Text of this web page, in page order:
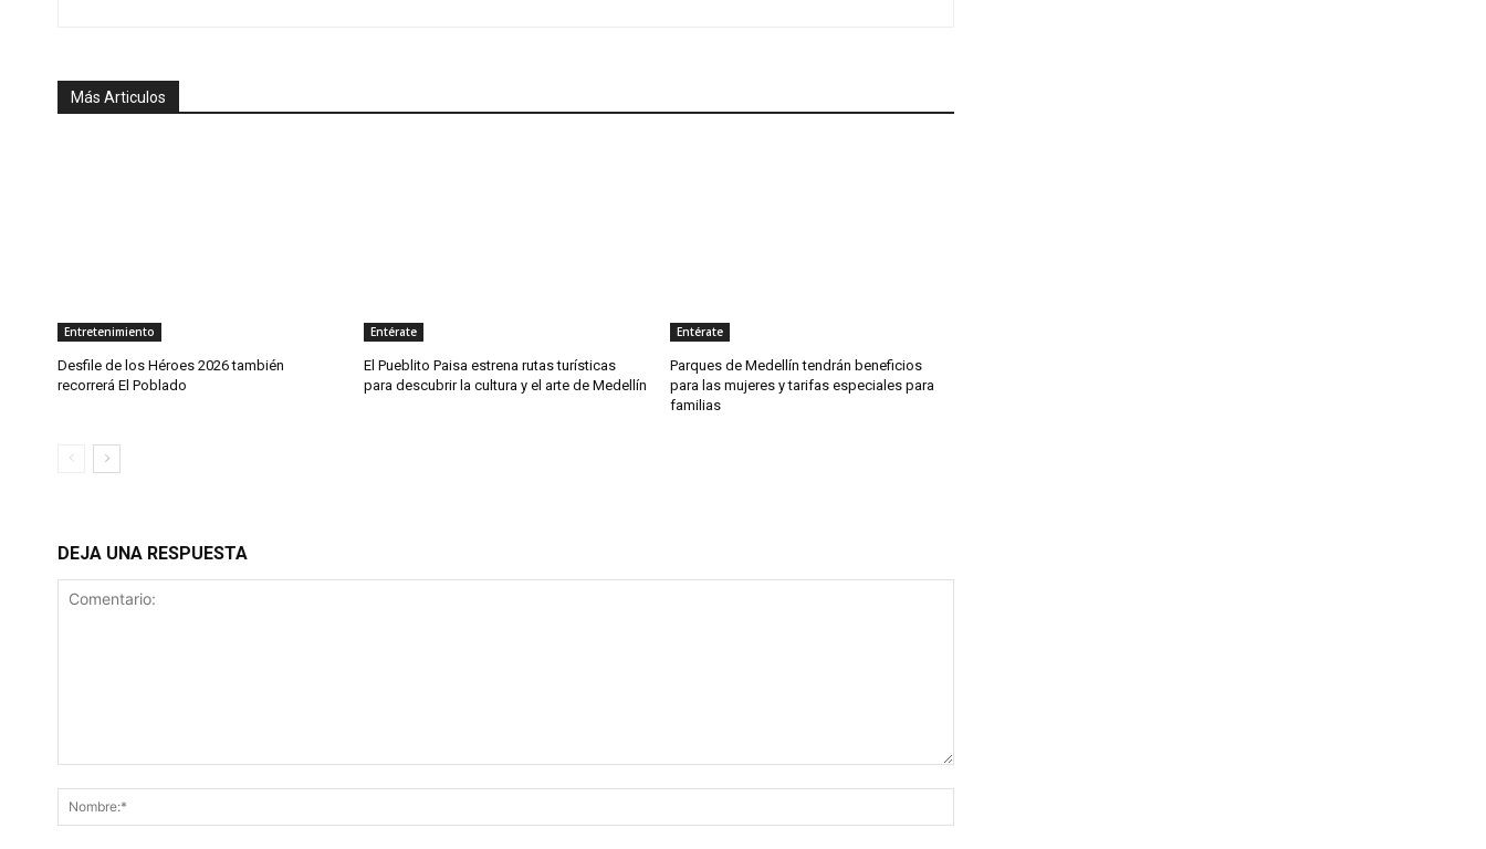
Más Articulos
Entretenimiento
Desfile de los Héroes 2026 también
recorrerá El Poblado
Entérate
El Pueblito Paisa estrena rutas turísticas
para descubrir la cultura y el arte de Medellín
Entérate
Parques de Medellín tendrán beneficios
para las mujeres y tarifas especiales para
familias
DEJA UNA RESPUESTA